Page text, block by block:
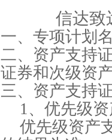
信达致
一、专项计划
二、资产支持
证券和次级资
三、资产支持
1、优先级
优先级资产